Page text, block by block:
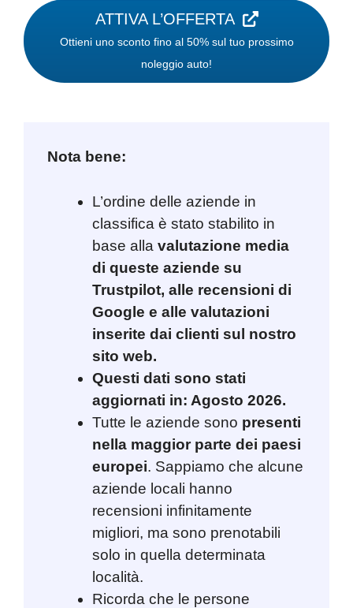
ATTIVA L’OFFERTA
Ottieni uno sconto fino al 50% sul tuo prossimo
noleggio auto!
Nota bene:
L’ordine delle aziende in
classifica è stato stabilito in
base alla valutazione media
di queste aziende su
Trustpilot, alle recensioni di
Google e alle valutazioni
inserite dai clienti sul nostro
sito web.
Questi dati sono stati
aggiornati in: Agosto 2026.
Tutte le aziende sono presenti
nella maggior parte dei paesi
europei. Sappiamo che alcune
aziende locali hanno
recensioni infinitamente
migliori, ma sono prenotabili
solo in quella determinata
località.
Ricorda che le persone